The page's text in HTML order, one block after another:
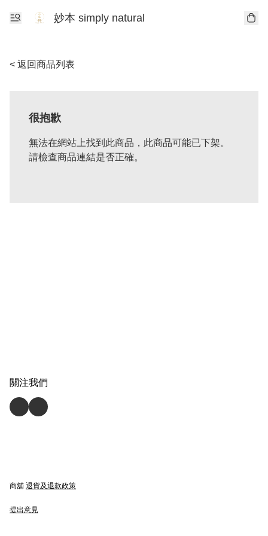
妙本 simply natural
< 返回商品列表
很抱歉
無法在網站上找到此商品，此商品可能已下架。
請檢查商品連結是否正確。
關注我們
商舖 退貨及退款政策
提出意見